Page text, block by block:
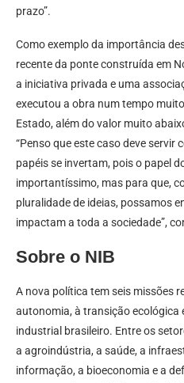
prazo”.
Como exemplo da importância
recente da ponte construída em
a iniciativa privada e uma
executou a obra num tempo
Estado, além do valor muito
“Penso que este caso deve
papéis se invertam, pois o papel
importantíssimo, mas para que,
pluralidade de ideias, possamos
impactam a toda a sociedade”,
Sobre o NIB
A nova política tem seis missões
autonomia, à transição ecológica
industrial brasileiro. Entre os
a agroindústria, a saúde, a
informação, a bioeconomia e a